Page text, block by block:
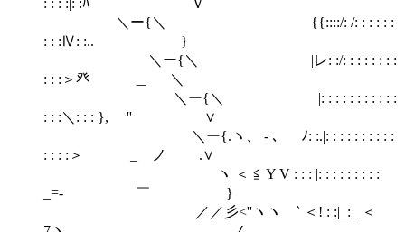
＼ー{＼ {{::::/: /: : : : : :
: : :Ⅳ: :.. }
＼ー{＼ |レ: :/: : : : : : : :
: : :＞癶 ＿ ＼
＼ー{＼ |: : : : : : : : : : :
: : :＼: : : }, '' ∨
＼ー{.ヽ、 - ､ ﾉ: :.|: : : : : : : : : :
: : : :＞ _ ノ .∨
ヽ ＜ ≦ Y V : : : |: : : : : : : : :
_=- ￣ }
／／彡<''ヽヽ ` ＜! : :|_:_ ＜